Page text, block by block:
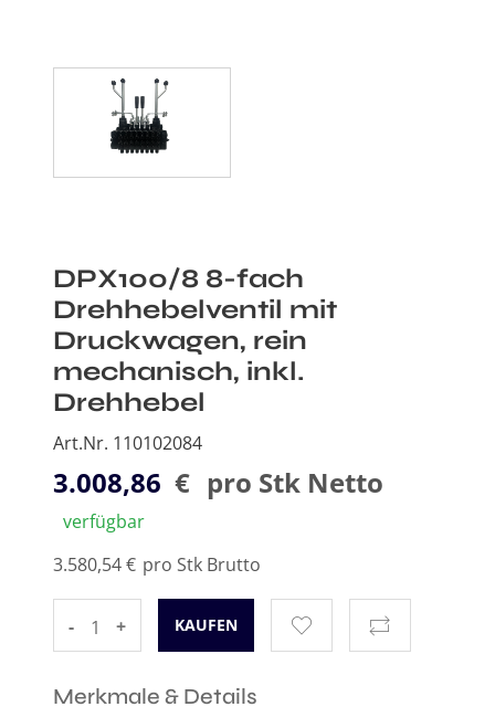
DPX100/8 8-fach
Drehhebelventil mit
Druckwagen, rein
mechanisch, inkl.
Drehhebel
Art.Nr. 110102084
3.008,86 € pro Stk Netto
verfügbar
3.580,54 € pro Stk Brutto
- +
Merkmale & Details